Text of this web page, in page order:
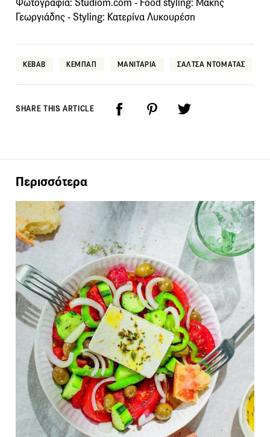
Γεωργιάδης - Styling: Κατερίνα Λυκουρέση
KEBAB ΚΕΜΠΑΠ ΜΑΝΙΤΑΡΙΑ ΣΑΛΤΣΑ ΝΤΟΜΑΤΑΣ
SHARE THIS ARTICLE
Περισσότερα